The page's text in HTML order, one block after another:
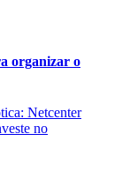
organizar o